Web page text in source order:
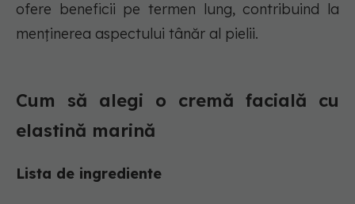
ofere beneficii pe termen lung, contribuind la
menținerea aspectului tânăr al pielii.
Cum să alegi o cremă facială cu
elastină marină
Lista de ingrediente